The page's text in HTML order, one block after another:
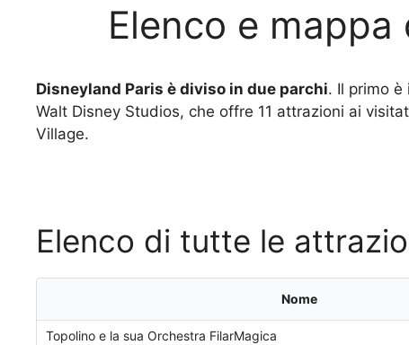
Elenco e
Disneyland Paris è diviso in due parchi. Il primo
Walt Disney Studios, che offre 11 attrazioni ai
Village.
Elenco di tutte le
Nome
Topolino e la sua Orchestra FilarMagica